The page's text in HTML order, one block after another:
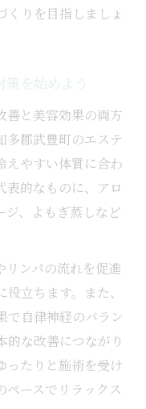
る生活改善策
くりを目指しましょ
を始めよう
善と美容効果の両方
多郡武豊町のエステ
えやすい体質に合わ
表的なものに、アロ
ジ、よもぎ蒸しなど
リンパの流れを促進
立ちます。また、
で自律神経のバラン
的な改善につながり
ったりと施術を受け
ペースでリラックス